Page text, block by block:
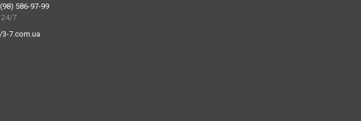
586-97-99
24/7
3-7.com.ua